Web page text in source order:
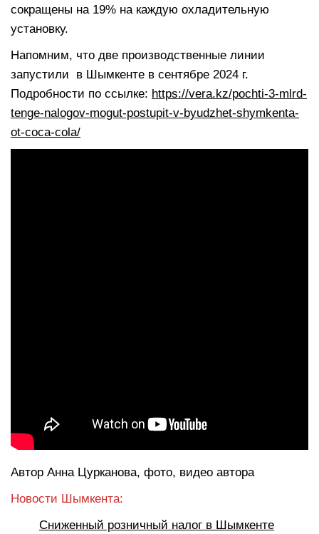
сокращены на 19% на каждую охладительную
установку.
Напомним, что две производственные линии
запустили в Шымкенте в сентябре 2024 г.
Подробности по ссылке: https://vera.kz/pochti-3-mlrd-
tenge-nalogov-mogut-postupit-v-byudzhet-shymkenta-
ot-coca-cola/
Автор Анна Цурканова, фото, видео автора
Новости Шымкента:
Сниженный розничный налог в Шымкенте